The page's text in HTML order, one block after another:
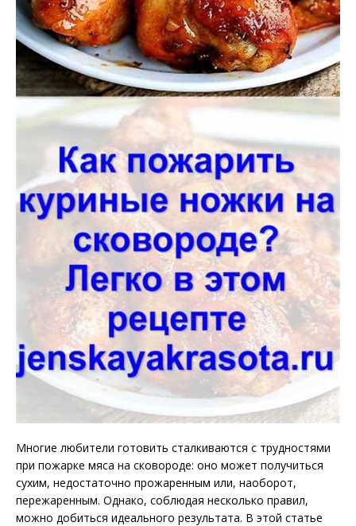
Многие любители готовить сталкиваются с трудностями
при пожарке мяса на сковороде: оно может получиться
сухим, недостаточно прожаренным или, наоборот,
пережаренным. Однако, соблюдая несколько правил,
можно добиться идеального результата. В этой статье